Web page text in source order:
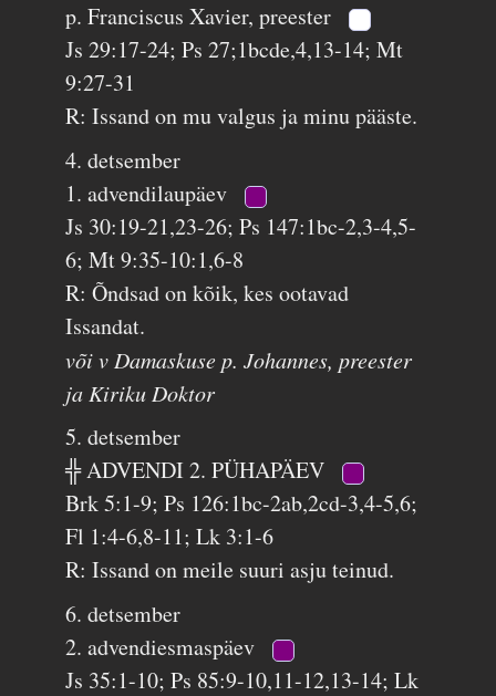
p. Franciscus Xavier, preester
Js 29:17-24; Ps 27;1bcde,4,13-14; Mt
9:27-31
R: Issand on mu valgus ja minu pääste.
4. detsember
1. advendilaupäev
Js 30:19-21,23-26; Ps 147:1bc-2,3-4,5-
6; Mt 9:35-10:1,6-8
R: Õndsad on kõik, kes ootavad
Issandat.
või v Damaskuse p. Johannes, preester
ja Kiriku Doktor
5. detsember
╬ ADVENDI 2. PÜHAPÄEV
Brk 5:1-9; Ps 126:1bc-2ab,2cd-3,4-5,6;
Fl 1:4-6,8-11; Lk 3:1-6
R: Issand on meile suuri asju teinud.
6. detsember
2. advendiesmaspäev
Js 35:1-10; Ps 85:9-10,11-12,13-14; Lk